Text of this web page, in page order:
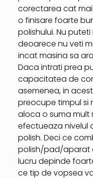
corectarea cat
o finisare foarte
polishului. Nu
deoarece nu veti
incat masina sa
Daca intrati prea
capacitatea de
asemenea, in
preocupe timpul si
aloca o suma mult
efectueaza nivelul
polish. Deci ce
polish/pad/aparat
lucru depinde
ce tip de vopsea